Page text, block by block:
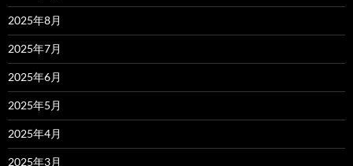
2025年8月
2025年7月
2025年6月
2025年5月
2025年4月
2025年3月